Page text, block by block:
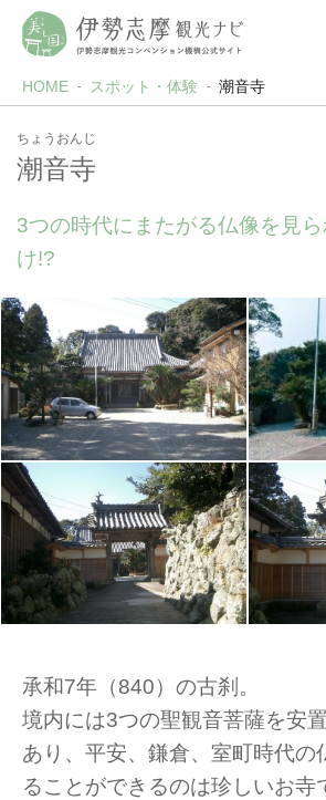
HOME スポット・体験 潮音寺
ちょうおんじ
潮音寺
3つの時代にまたがる仏像を見
け!?
承和7年（840）の古刹。
境内には3つの聖観音菩薩を安
あり、平安、鎌倉、室町時代の
ることができるのは珍しいお寺